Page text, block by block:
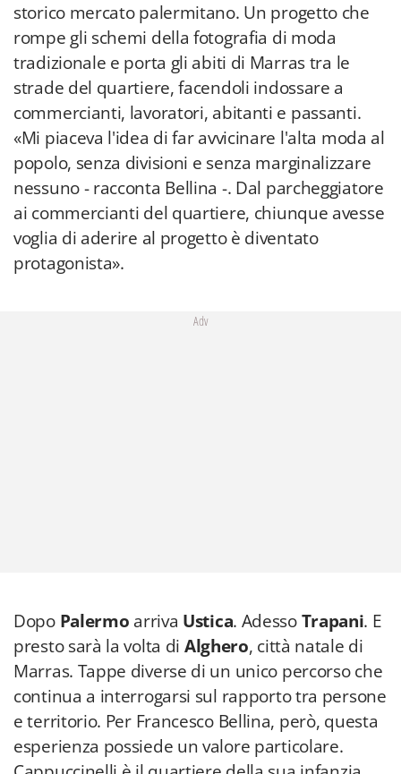
storico mercato palermitano. Un progetto che
rompe gli schemi della fotografia di moda
tradizionale e porta gli abiti di Marras tra le
strade del quartiere, facendoli indossare a
commercianti, lavoratori, abitanti e passanti.
«Mi piaceva l'idea di far avvicinare l'alta moda al
popolo, senza divisioni e senza marginalizzare
nessuno - racconta Bellina -. Dal parcheggiatore
ai commercianti del quartiere, chiunque avesse
voglia di aderire al progetto è diventato
protagonista».
Adv
Dopo Palermo arriva Ustica. AdessoTrapani. E
presto sarà la volta di Alghero, città natale di
Marras. Tappe diverse di un unico percorso che
continua a interrogarsi sul rapporto tra persone
e territorio. Per Francesco Bellina, però, questa
esperienza possiede un valore particolare.